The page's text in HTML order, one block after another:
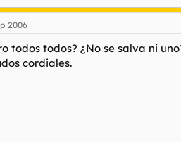
2006
todos todos? ¿No se salva ni
cordiales.